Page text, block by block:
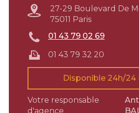
27-29 Boulevard De
75011 Paris
01 43 79 02 69
01 43 79 32 20
Disponible 24h/24
Votre responsable
d'agence